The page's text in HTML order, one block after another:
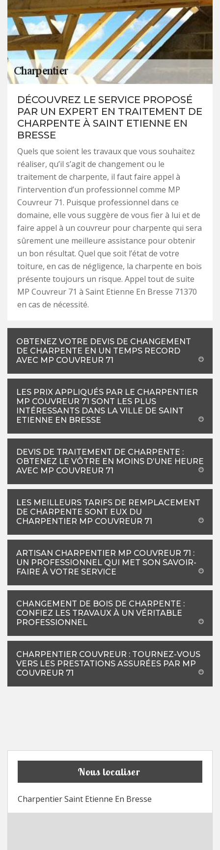
DÉCOUVREZ LE SERVICE PROPOSÉ
PAR UN EXPERT EN TRAITEMENT DE
CHARPENTE À SAINT ETIENNE EN
BRESSE
Quels que soient les travaux que vous souhaitez
réaliser, qu’il s’agit de changement ou le
traitement de charpente, il faut faire appel à
l’intervention d’un professionnel comme MP
Couvreur 71. Puisque professionnel dans ce
domaine, elle vous suggère de vous fier à lui et de
faire appel à un couvreur pour charpente qui sera
sûrement une meilleure assistance pour obtenir
un bon résultat. Quel que soit l’état de votre
toiture, en cas de négligence, la charpente en bois
présente toujours un risque. Appel tout de suite
MP Couvreur 71 à Saint Etienne En Bresse 71370
en cas de nécessité.
OBTENEZ VOTRE DEVIS DE CHANGEMENT
DE CHARPENTE EN UN TEMPS RECORD
AVEC MP COUVREUR 71
LES PRIX APPLIQUÉS PAR LE CHARPENTIER
MP COUVREUR 71 SONT LES PLUS
INTÉRESSANTS DANS LA VILLE DE SAINT
ETIENNE EN BRESSE
DEVIS DE TRAITEMENT DE CHARPENTE :
OBTENEZ LE VÔTRE EN MOINS D’UNE HEURE
AVEC MP COUVREUR 71
LES MEILLEURS TARIFS DE REMPLACEMENT
DE CHARPENTE SONT EUX DU
CHARPENTIER MP COUVREUR 71
ARTISAN CHARPENTIER MP COUVREUR 71 :
UN PROFESSIONNEL QUI MET SON SAVOIR-
FAIRE À VOTRE SERVICE
CHANGEMENT DE BOIS DE CHARPENTE :
CONFIEZ LES TRAVAUX À UN VÉRITABLE
PROFESSIONNEL
CHARPENTIER COUVREUR : TOURNEZ-VOUS
VERS LES PRESTATIONS ASSURÉES PAR MP
COUVREUR 71
Nous localiser
Charpentier Saint Etienne En Bresse